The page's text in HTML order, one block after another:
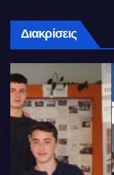
Διακρίσεις